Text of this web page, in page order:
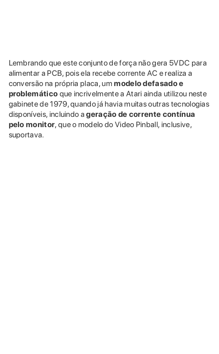
Lembrando que este conjunto de força não gera 5VDC para
alimentar a PCB, pois ela recebe corrente AC e realiza a
conversão na própria placa, ummodelo defasado e
problemático que incrivelmente a Atari ainda utilizou neste
gabinete de 1979, quando já havia muitas outras tecnologias
disponíveis, incluindo ageração de corrente contínua
pelo monitor, que o modelo do Video Pinball, inclusive,
suportava.